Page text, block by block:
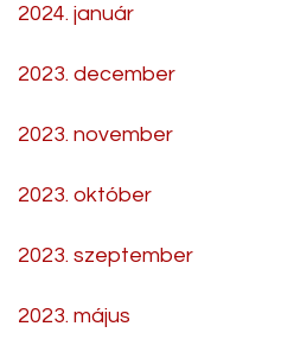
2024. január
2023. december
2023. november
2023. október
2023. szeptember
2023. május